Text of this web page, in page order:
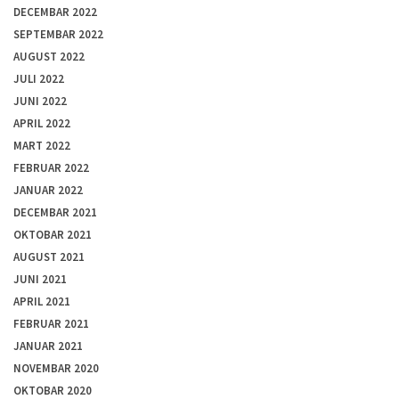
DECEMBAR 2022
SEPTEMBAR 2022
AUGUST 2022
JULI 2022
JUNI 2022
APRIL 2022
MART 2022
FEBRUAR 2022
JANUAR 2022
DECEMBAR 2021
OKTOBAR 2021
AUGUST 2021
JUNI 2021
APRIL 2021
FEBRUAR 2021
JANUAR 2021
NOVEMBAR 2020
OKTOBAR 2020